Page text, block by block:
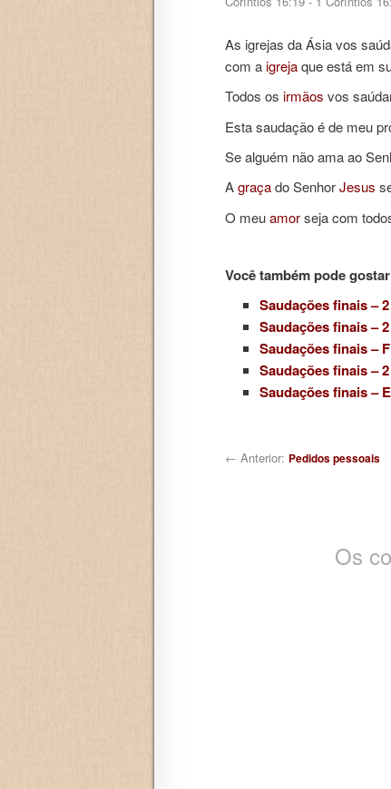
As igrejas da Ásia vos
com aigrejaque está em
Todos os irmãos vos
Esta saudação é de meu
Se alguém não ama ao
Agraçado SenhorJesus
O meuamorseja com
Você também pode
Saudações finais –
Saudações finais –
Saudações finais –
Saudações finais –
Saudações finais –
← Anterior: Pedidos pessoais
Os